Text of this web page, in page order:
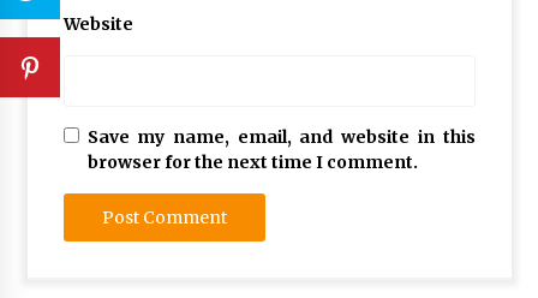
Website
Save my name, email, and website in this
browser for the next time I comment.